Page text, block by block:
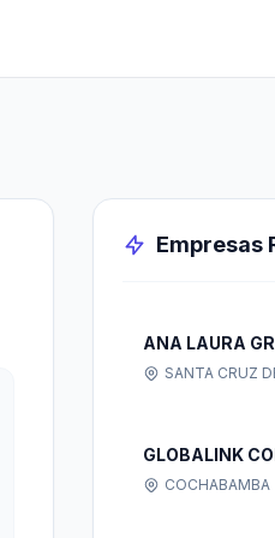
Empresas
ANA LAURA
SANTA CRUZ
GLOBALINK
COCHABAMBA